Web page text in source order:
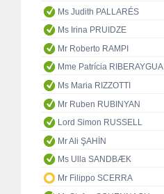
Ms Judith PALLARÉS
Ms Irina PRUIDZE
Mr Roberto RAMPI
Mme Patrícia RIBERAYGUA
Ms Maria RIZZOTTI
Mr Ruben RUBINYAN
Lord Simon RUSSELL
Mr Ali ŞAHİN
Ms Ulla SANDBÆK
Mr Filippo SCERRA